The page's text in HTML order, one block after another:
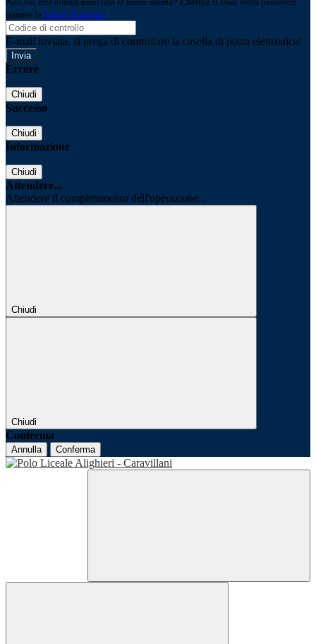
tramite la Login Spaggiari
E-mail inviata, si prega di controllare la casella di posta elettronica!
Errore
Chiudi
Successo
Chiudi
Informazione
Chiudi
Attendere...
Attendere il completamento dell'operazione...
Chiudi
Chiudi
Conferma
Annulla Conferma